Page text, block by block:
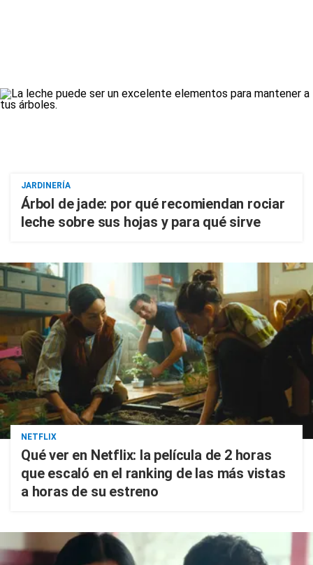
JARDINERÍA
Árbol de jade: por qué recomiendan rociar
leche sobre sus hojas y para qué sirve
NETFLIX
Qué ver en Netflix: la película de 2 horas
que escaló en el ranking de las más vistas
a horas de su estreno